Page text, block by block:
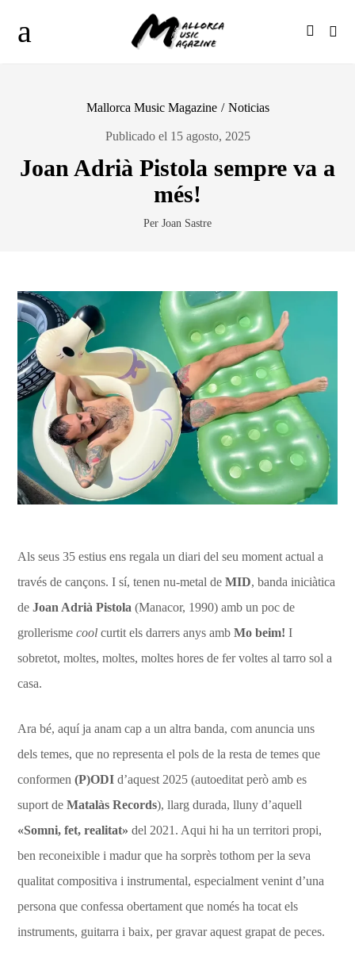
Mallorca Music Magazine / Noticias
Publicado el 15 agosto, 2025
Joan Adrià Pistola sempre va a
més!
Per Joan Sastre
Als seus 35 estius ens regala un diari del seu moment actual a
través de cançons. I sí, tenen nu-metal deMID, banda iniciàtica
deJoan AdriàPistola(Manacor, 1990) amb un poc de
grollerismecoolcurtit els darrers anys ambMo beim!I
sobretot, moltes, moltes, moltes hores de fer voltes al tarro sol a
casa.
Ara bé, aquí ja anam cap a un altra banda, com anuncia uns
dels temes, que no representa el pols de la resta de temes que
conformen(P)ODId’aquest 2025 (autoeditat però amb es
suport deMatalàs Records), llarg durada, lluny d’aquell
«Somni, fet, realitat» del 2021. Aqui hi ha un territori propi,
ben reconeixible i madur que ha sorprès tothom per la seva
qualitat compositiva i instrumental, especialment venint d’una
persona que confessa obertament que només ha tocat els
instruments, guitarra i baix, per gravar aquest grapat de peces.